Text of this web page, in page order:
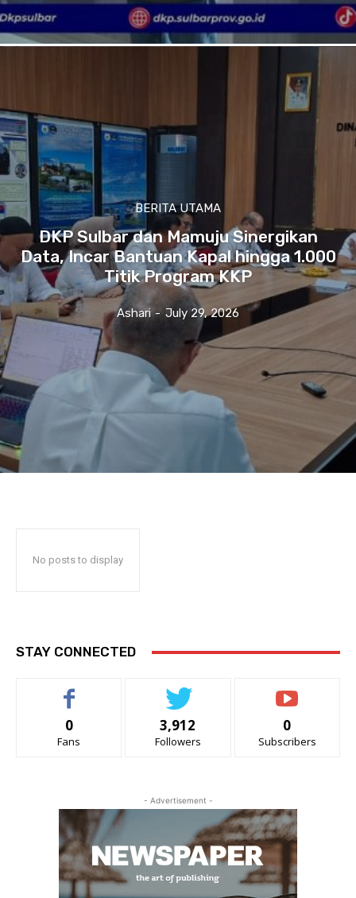
BERITA UTAMA
DKP Sulbar dan Mamuju Sinergikan
Data, Incar Bantuan Kapal hingga 1.000
Titik Program KKP
Ashari - July 29, 2026
No posts to display
STAY CONNECTED
0
Fans
3,912
Followers
0
Subscribers
- Advertisement -